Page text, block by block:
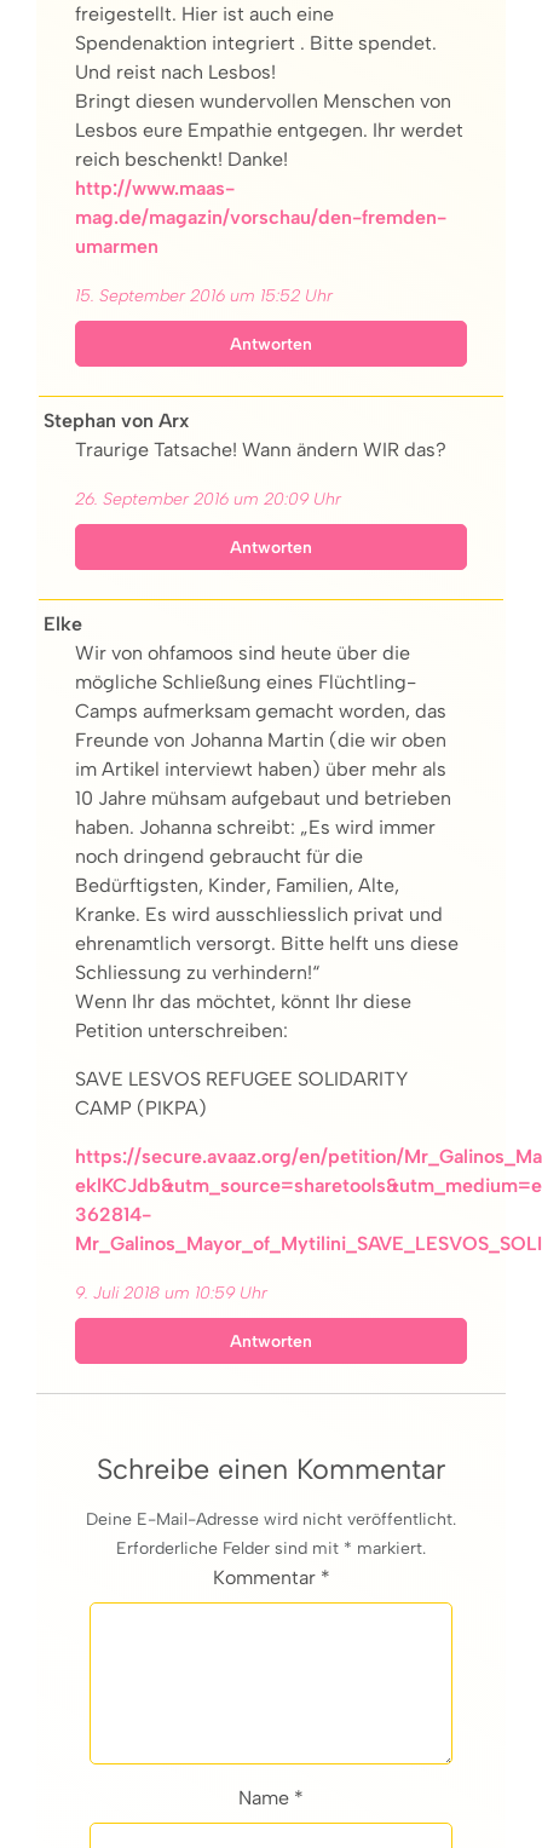
freigestellt. Hier ist auch eine
Spendenaktion integriert . Bitte spendet.
Und reist nach Lesbos!
Bringt diesen wundervollen Menschen von
Lesbos eure Empathie entgegen. Ihr werdet
reich beschenkt! Danke!
http://www.maas-
mag.de/magazin/vorschau/den-fremden-
umarmen
15. September 2016 um 15:52 Uhr
Antworten
Stephan von Arx
Traurige Tatsache! Wann ändern WIR das?
26. September 2016 um 20:09 Uhr
Antworten
Elke
Wir von ohfamoos sind heute über die
mögliche Schließung eines Flüchtling-
Camps aufmerksam gemacht worden, das
Freunde von Johanna Martin (die wir oben
im Artikel interviewt haben) über mehr als
10 Jahre mühsam aufgebaut und betrieben
haben. Johanna schreibt: „Es wird immer
noch dringend gebraucht für die
Bedürftigsten, Kinder, Familien, Alte,
Kranke. Es wird ausschliesslich privat und
ehrenamtlich versorgt. Bitte helft uns diese
Schliessung zu verhindern!“
Wenn Ihr das möchtet, könnt Ihr diese
Petition unterschreiben:
SAVE LESVOS REFUGEE SOLIDARITY
CAMP (PIKPA)
https://secure.avaaz.org/en/petition/
362814-
9. Juli 2018 um 10:59 Uhr
Antworten
Schreibe einen Kommentar
Deine E-Mail-Adresse wird nicht veröffentlicht.
Erforderliche Felder sind mit * markiert.
Kommentar *
Name *